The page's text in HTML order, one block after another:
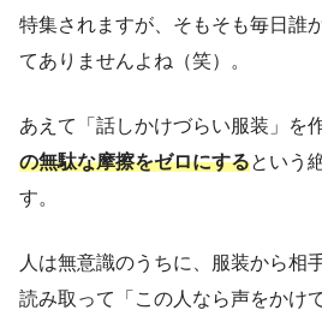
特集されますが、そもそも毎日誰
てありませんよね（笑）。
あえて「話しかけづらい服装」を
の無駄な摩擦をゼロにするという
す。
人は無意識のうちに、服装から相
読み取って「この人なら声をかけ